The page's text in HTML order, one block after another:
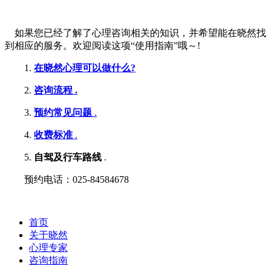
如果您已经了解了心理咨询相关的知识，并希望能在晓然找
到相应的服务。欢迎阅读这项“使用指南”哦～!
1. 在晓然心理可以做什么?
2. 咨询流程 .
3. 预约常见问题 .
4. 收费标准 .
5. 自驾及行车路线 .
预约电话：025-84584678
首页
关于晓然
心理专家
咨询指南